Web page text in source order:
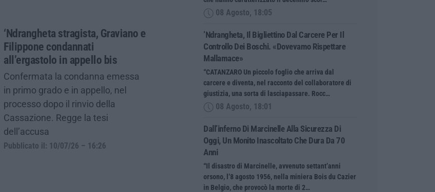
‘Ndrangheta stragista, Graviano e
Filippone condannati
all’ergastolo in appello bis
Confermata la condanna emessa
in primo grado e in appello, nel
processo dopo il rinvio della
Cassazione. Regge la tesi
dell’accusa
Pubblicato il: 10/07/26 – 16:26
08 Agosto, 18:05
’Ndrangheta, Il Bigliettino Dal Carcere Per Il
Controllo Dei Boschi. «Dovevamo Rispettare
Mallamace»
“CATANZARO Un piccolo foglio che arriva dal
carcere e diventa, nel racconto del collaboratore di
giustizia, una sorta di lasciapassare. Rocc…
08 Agosto, 18:01
Dall’inferno Di Marcinelle Alla Sicurezza Di
Oggi, Un Monito Inascoltato Che Dura Da 70
Anni
“Il disastro di Marcinelle, avvenuto settant’anni
orsono, l’8 agosto 1956, nella miniera Bois du Cazier
in Belgio, che provocò la morte di 2…